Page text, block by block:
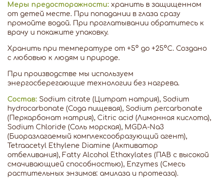
Меры предосторожности: хранить в защищенном
от детей месте. При попадании в глаза сразу
промойте водой. При проглатывании обратитесь к
врачу и покажите упаковку.
Хранить при температуре от +5° до +25°С. Создано
с любовью к людям и природе.
При производстве мы используем
энергосберегающие технологии без нагрева.
Состав: Sodium citrate (Цитрат натрия), Sodium
hydrocarbonate (Сода пищевая), Sodium percarbonate
(Перкарбонат натрия), Citric acid (Лимонная кислота),
Sodium Chloride (Соль морская), MGDA-Na3
(Биоразлагаемый комплексообразующий агент),
Tetraacetyl Ethylene Diamine (Активатор
отбеливания), Fatty Alcohol Ethoxylates (ПАВ с высокой
смачивающией способностью), Enzymes (Смесь
растительных энзимов: амилаза и протеаза).